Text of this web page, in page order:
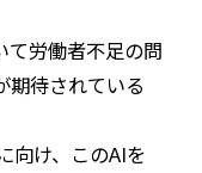
て労働者不足の問
期待されている
向け、このAIを